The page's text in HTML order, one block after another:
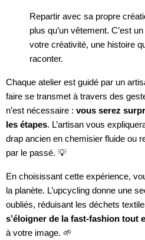
Repartir avec sa propre
plus qu’un vêtement. C’est
votre créativité, une histoire
raconter.
Chaque atelier est guidé par un
faire se transmet à travers des
n’est nécessaire : vous serez
les étapes. L’artisan vous
drap ancien en chemisier fluide ou
par le passé. 💡
En choisissant cette expérience,
la planète. L’upcycling donne une
oubliés, réduisant les déchets
s’éloigner de la fast-fashion tout
à votre image. 🌱